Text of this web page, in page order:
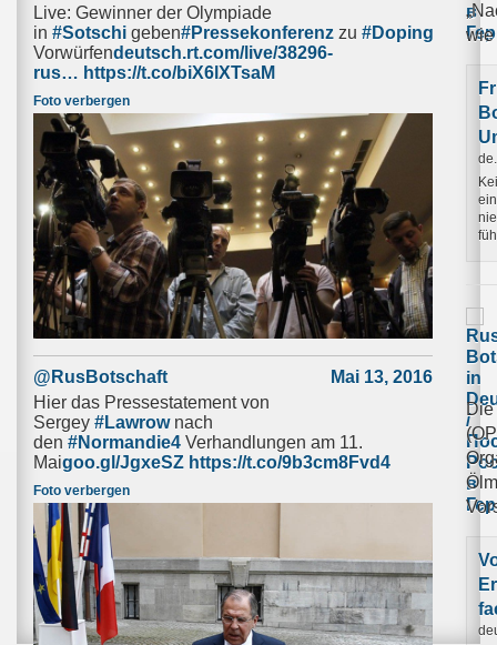
Live: Gewinner der Olympiade
in #Sotschi geben#Pressekonferenz zu #Doping
Vorwürfendeutsch.rt.com/live/38296-
rus… https://t.co/biX6lXTsaM
Foto verbergen
@RusBotschaft
Mai 13, 2016
Hier das Pressestatement von
Sergey #Lawrownach
den #Normandie4 Verhandlungen am 11.
Maigoo.gl/JgxeSZ https://t.co/9b3cm8Fvd4
Foto verbergen
wie
Die